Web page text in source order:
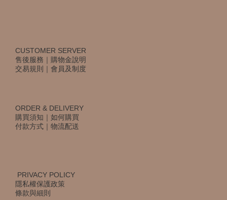
CUSTOMER SERVER
售後服務 ｜ 購物金說明
交易規則
｜ 會員及制度
ORDER & DELIVERY
購買須知 ｜ 如何購買
付款方式 ｜ 物流配送
PRIVACY POLICY
隱私權保護政策
條款與細則